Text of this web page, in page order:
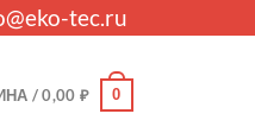
tec.ru
/0,00 ₽ 0